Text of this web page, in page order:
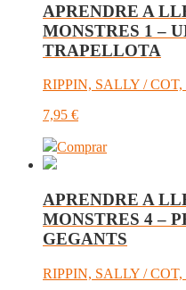
APRENDRE A
MONSTRES 1 –
TRAPELLOTA
RIPPIN, SALLY /
7,95 €
Comprar
APRENDRE A
MONSTRES 4 –
GEGANTS
RIPPIN, SALLY /